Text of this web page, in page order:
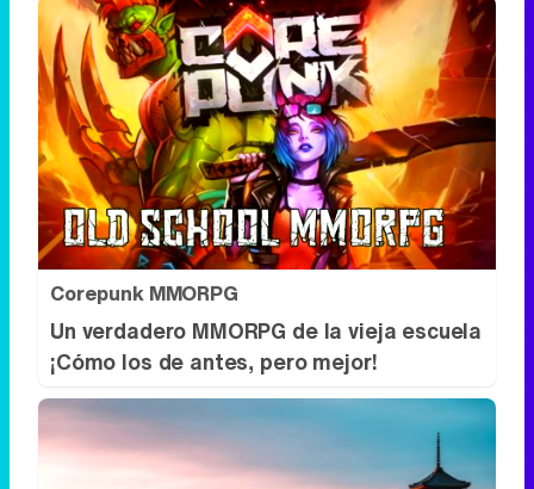
Corepunk MMORPG
Un verdadero MMORPG de la vieja escuela
¡Cómo los de antes, pero mejor!